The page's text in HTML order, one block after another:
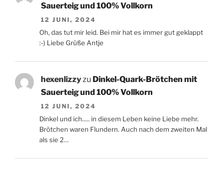
Sauerteig und 100% Vollkorn
12 JUNI, 2024
Oh, das tut mir leid. Bei mir hat es immer gut geklappt
:-) Liebe Grüße Antje
hexenlizzy zu Dinkel-Quark-Brötchen mit
Sauerteig und 100% Vollkorn
12 JUNI, 2024
Dinkel und ich..... in diesem Leben keine Liebe mehr.
Brötchen waren Flundern. Auch nach dem zweiten Mal
als sie 2…